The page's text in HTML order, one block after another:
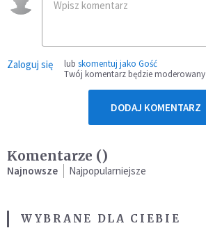
Zaloguj się lub skomentuj jako Gość
Twój komentarz będzie moderowany
DODAJ KOMENTARZ
Komentarze ()
Najnowsze Najpopularniejsze
WYBRANE DLA CIEBIE